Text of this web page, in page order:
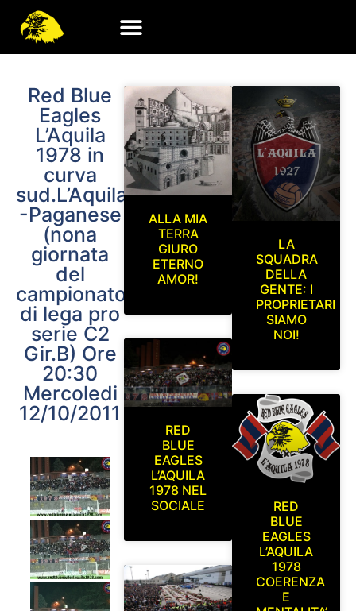
Red Blue
Eagles
L’Aquila
1978 in
curva
sud.L’Aquila
-Paganese
(nona
giornata
del
campionato
di lega pro
serie C2
Gir.B) Ore
20:30
Mercoledi
12/10/2011
ALLA MIA
TERRA
GIURO
ETERNO
AMOR!
RED
BLUE
EAGLES
L’AQUILA
1978 NEL
SOCIALE
LA
SQUADRA
DELLA
GENTE: I
PROPRIETARI
SIAMO
NOI!
RED
BLUE
EAGLES
L’AQUILA
1978
COERENZA
E